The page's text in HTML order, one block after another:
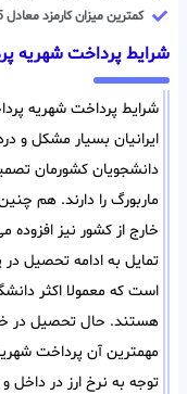
کمترین میزان کارمزد معادل 0.5 درصد
شرایط پرداخت شهریه
شرایط پرداخت شهریه
ایرانیان بسیار مشکل و
دانشجویان کشورمان
ماربورگ را دارند. هم
خارج از کشور نیز افزوده
تمایل به ادامه تحصیل در
است که معمولا اکثر
هستند. حال تحصیل در
مهمترین آن پرداخت
توجه به نرخ ارز در داخل